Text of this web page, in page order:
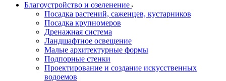
Благоустройство и озеленение
Посадка растений, саженцев, кустарников
Посадка крупномеров
Дренажная система
Ландшафтное освещение
Малые архитектурные формы
Подпорные стенки
Проектирование и создание искусственных
водоемов